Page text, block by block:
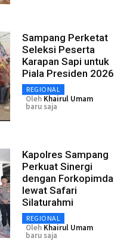
Sampang Perketat
Seleksi Peserta
Karapan Sapi untuk
Piala Presiden 2026
REGIONAL
Oleh Khairul Umam
baru saja
Kapolres Sampang
Perkuat Sinergi
dengan Forkopimda
lewat Safari
Silaturahmi
REGIONAL
Oleh Khairul Umam
baru saja